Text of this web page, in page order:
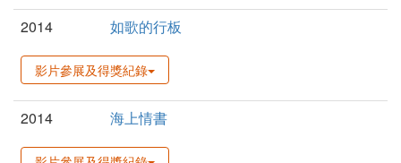
2014 如歌的行板
影片參展及得獎紀錄
2014 海上情書